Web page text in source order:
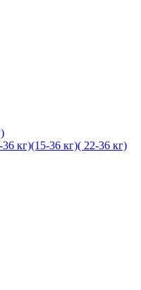
кг)(15-36 кг)( 22-36 кг)